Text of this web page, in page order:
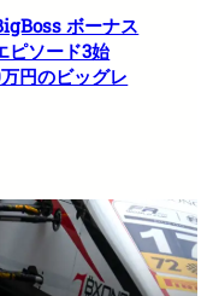
ボーナス
ピソード3始
円のビッグレ
BigBoss ラッキ
ボーナスキャン